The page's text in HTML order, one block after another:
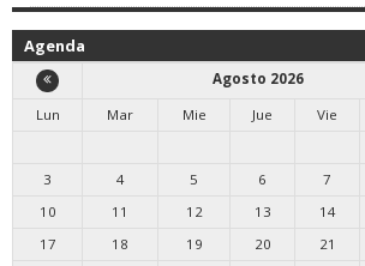
Agenda
Agosto 2026
Lun
Mar Mie Jue Vie
3
4 5 6 7
10
11 12 13 14
17
18 19 20 21